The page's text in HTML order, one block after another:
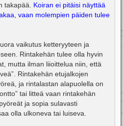
takapää. Koiran ei pitäisi näyttää
vaan molempien päiden tulee
vaikutus ketteryyteen ja
Rintakehän tulee olla hyvin
mutta ilman liioittelua niin, että
Rintakehän etujalkojen
ja rintalastan alapuolella on
tai litteä vaan rintakehän
ja sopia sulavasti
olla ulkoneva tai luiseva.